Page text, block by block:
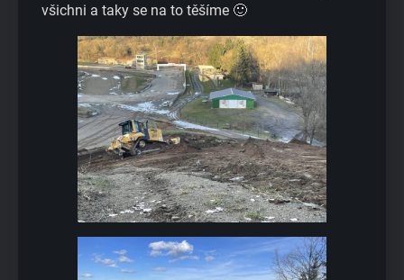
všichni a taky se na to těšíme 🙂